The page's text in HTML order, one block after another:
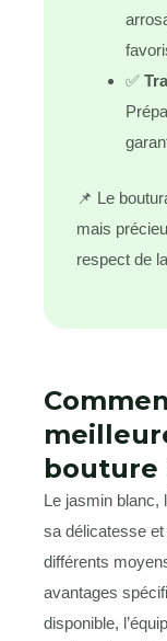
✅
📌 Le
mais
respect de
bouture
Le jasmin blanc,
sa délicatesse
différents
avantages
disponible,